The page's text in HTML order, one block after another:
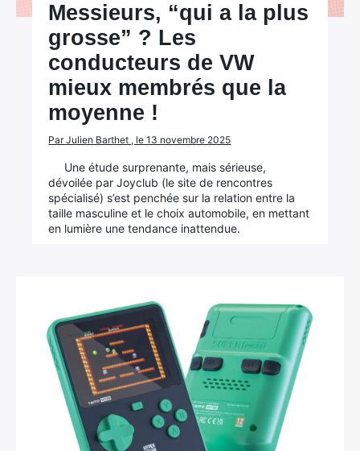
Messieurs, “qui a la plus
grosse” ? Les
conducteurs de VW
mieux membrés que la
moyenne !
Par Julien Barthet , le 13 novembre 2025
Une étude surprenante, mais sérieuse,
dévoilée par Joyclub (le site de rencontres
spécialisé) s’est penchée sur la relation entre la
taille masculine et le choix automobile, en mettant
en lumière une tendance inattendue.